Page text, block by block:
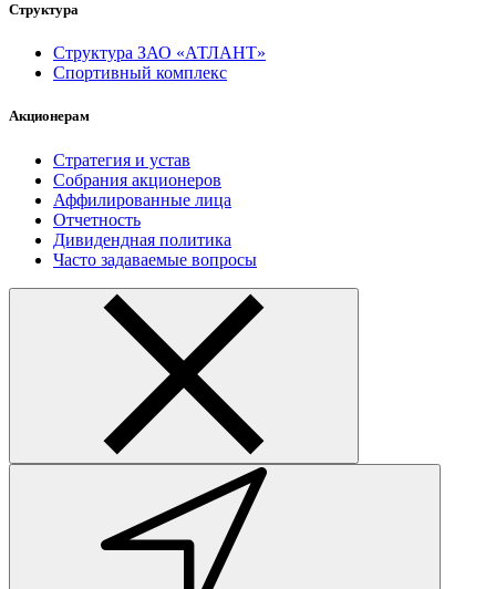
Структура
Структура ЗАО «АТЛАНТ»
Спортивный комплекс
Акционерам
Стратегия и устав
Собрания акционеров
Аффилированные лица
Отчетность
Дивидендная политика
Часто задаваемые вопросы